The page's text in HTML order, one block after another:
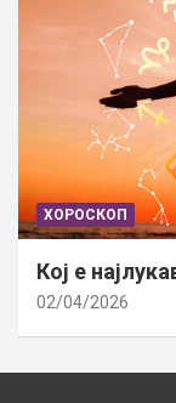
ХОРОСКОП
Кој е
02/04/2026